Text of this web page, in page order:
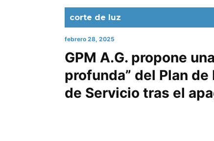
corte de luz
febrero 28, 2025
GPM A.G. propone
profunda” del Plan
de Servicio tras el